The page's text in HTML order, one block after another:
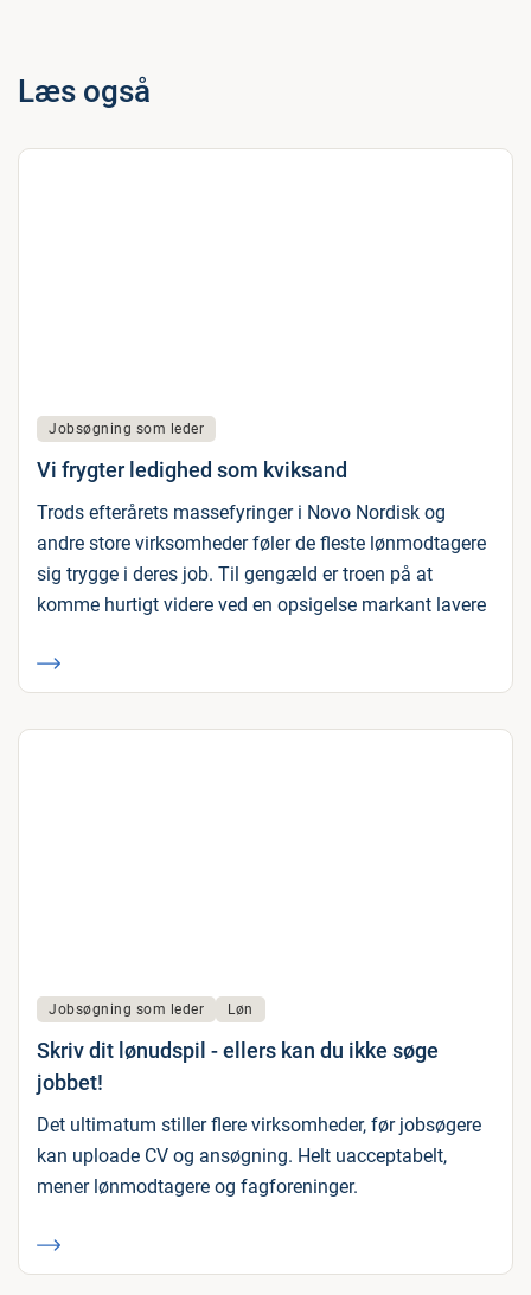
Læs også
Jobsøgning som leder
Vi frygter ledighed som kviksand
Trods efterårets massefyringer i Novo Nordisk og
andre store virksomheder føler de fleste lønmodtagere
sig trygge i deres job. Til gengæld er troen på at
komme hurtigt videre ved en opsigelse markant lavere
Jobsøgning som leder Løn
Skriv dit lønudspil - ellers kan du ikke søge
jobbet!
Det ultimatum stiller flere virksomheder, før jobsøgere
kan uploade CV og ansøgning. Helt uacceptabelt,
mener lønmodtagere og fagforeninger.